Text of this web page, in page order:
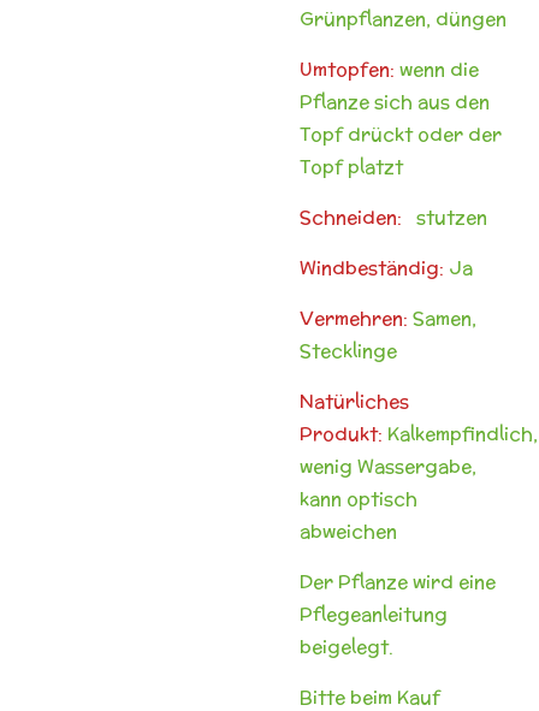
Grünpflanzen, düngen
Umtopfen: wenn die
Pflanze sich aus den
Topf drückt oder der
Topf platzt
Schneiden: stutzen
Windbeständig: Ja
Vermehren: Samen,
Stecklinge
Natürliches
Produkt: Kalkempfindlich,
wenig Wassergabe,
kann optisch
abweichen
Der Pflanze wird eine
Pflegeanleitung
beigelegt.
Bitte beim Kauf